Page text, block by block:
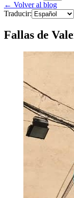
← Volver al blog
Traducir:
Fallas de